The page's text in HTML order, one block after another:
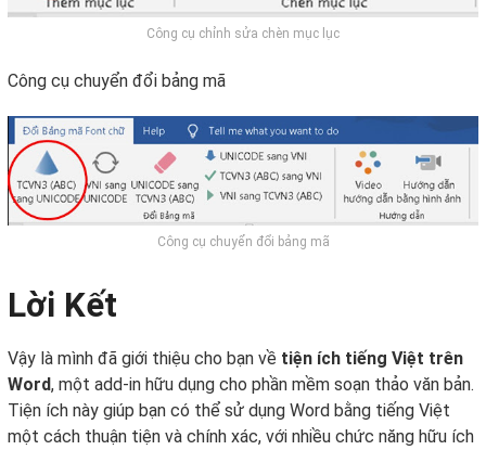
Công cụ chỉnh sửa chèn mục lục
Công cụ chuyển đổi bảng mã
Công cụ chuyển đổi bảng mã
Lời Kết
Vậy là mình đã giới thiệu cho bạn về tiện ích tiếng Việt trên
Word, một add-in hữu dụng cho phần mềm soạn thảo văn bản.
Tiện ích này giúp bạn có thể sử dụng Word bằng tiếng Việt
một cách thuận tiện và chính xác, với nhiều chức năng hữu ích